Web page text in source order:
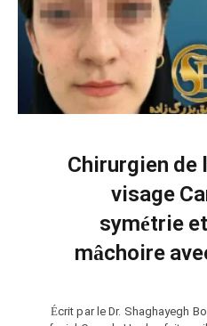
Chirurgien de
visage
symétrie
mâchoire
Écrit par le Dr. Shaghayegh